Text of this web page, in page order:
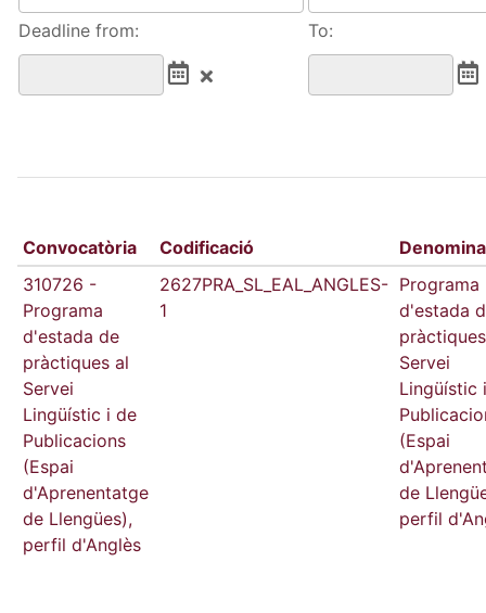
Deadline from: To:
Convocatòria Codificació
310726 -
Programa
d'estada de
pràctiques al
Servei
Lingüístic i de
Publicacions
(Espai
d'Aprenentatge
de Llengües),
perfil d'Anglès
2627PRA_SL_EAL_ANGLES-
1
Programa
d'estada
Servei
Lingüístic
(Espai
de
perfil